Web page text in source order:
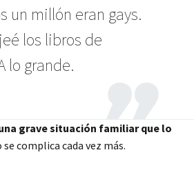
un millón eran gays.
los libros de
lo grande.
grave situación familiar que lo
complica cada vez más.